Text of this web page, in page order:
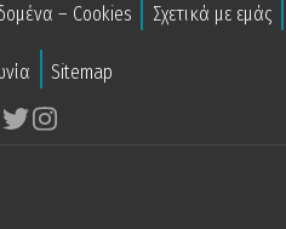
– Cookies Σχετικά με εμάς
Sitemap